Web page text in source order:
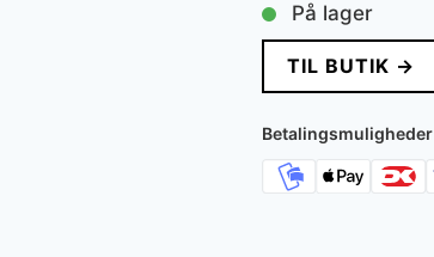
På lager
TIL BUTIK →
Betalingsmuligheder